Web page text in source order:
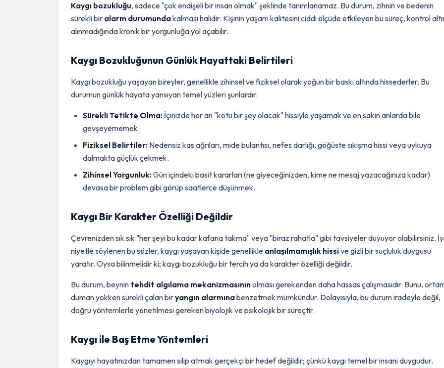
Kaygı bozukluğu, sadece "çok endişeli bir insan olmak" şeklinde tanımlanamaz. Bu durum, zihnin ve bedenin
sürekli bir alarm durumundakalması halidir. Kişinin yaşam kalitesini ciddi ölçüde etkileyen bu süreç, kontrol
alınmadığında kronik bir yorgunluğa yol açabilir.
Kaygı Bozukluğunun Günlük Hayattaki Belirtileri
Kaygı bozukluğu yaşayan bireyler, genellikle zihinsel ve fiziksel olarak yoğun bir baskı altında hissederler. Bu
durumun günlük hayata yansıyan temel yüzleri şunlardır:
Sürekli Tetikte Olma: İçinizde her an "kötü bir şey olacak" hissiyle yaşamak ve en sakin anlarda bile
gevşeyememek.
Fiziksel Belirtiler: Nedensiz kas ağrıları, mide bulantısı, nefes darlığı, göğüste sıkışma hissi veya uykuya
dalmakta güçlük çekmek.
Zihinsel Yorgunluk:Gün içindeki basit kararları (ne giyeceğinizden, kime ne mesaj yazacağınıza kadar)
devasa bir problem gibi görüp saatlerce düşünmek.
Kaygı Bir Karakter Özelliği Değildir
Çevrenizden sık sık "her şeyi bu kadar kafana takma" veya "biraz rahatla" gibi tavsiyeler duyuyor olabilirsiniz.
niyetle söylenen bu sözler, kaygı yaşayan kişide genellikle anlaşılmamışlık hissive gizli bir suçluluk duygusu
yaratır. Oysa bilinmelidir ki; kaygı bozukluğu bir tercih ya da karakter özelliği değildir.
Bu durum, beynin tehdit algılama mekanizmasınınolması gerekenden daha hassas çalışmasıdır. Bunu,
duman yokken sürekli çalan biryangın alarmınabenzetmek mümkündür. Dolayısıyla, bu durum iradeyle değil,
doğru yöntemlerle yönetilmesi gereken biyolojik ve psikolojik bir süreçtir.
Kaygı ile Baş Etme Yöntemleri
Kaygıyı hayatınızdan tamamen silip atmak gerçekçi bir hedef değildir; çünkü kaygı temel bir insani duygudur.